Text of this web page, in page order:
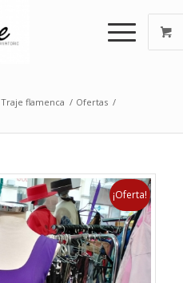
Traje flamenca / Ofertas /
¡Oferta!